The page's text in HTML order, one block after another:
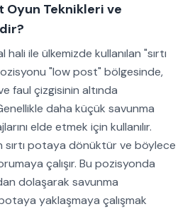
Oyun Teknikleri ve
ile ülkemizde kullanılan "sırtı
"low post" bölgesinde,
faul çizgisinin altında
daha küçük savunma
elde etmek için kullanılır.
sırtı potaya dönüktür ve böylece
çalışır. Bu pozisyonda
dolaşarak savunma
yaklaşmaya çalışmak